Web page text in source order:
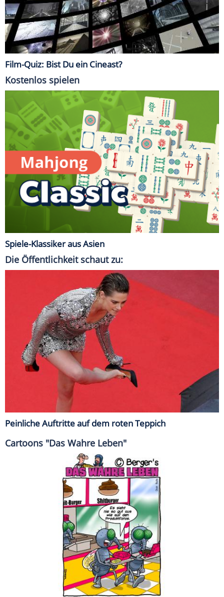
Film-Quiz: Bist Du ein Cineast?
Kostenlos spielen
Spiele-Klassiker aus Asien
Die Öffentlichkeit schaut zu:
Peinliche Auftritte auf dem roten Teppich
Cartoons "Das Wahre Leben"